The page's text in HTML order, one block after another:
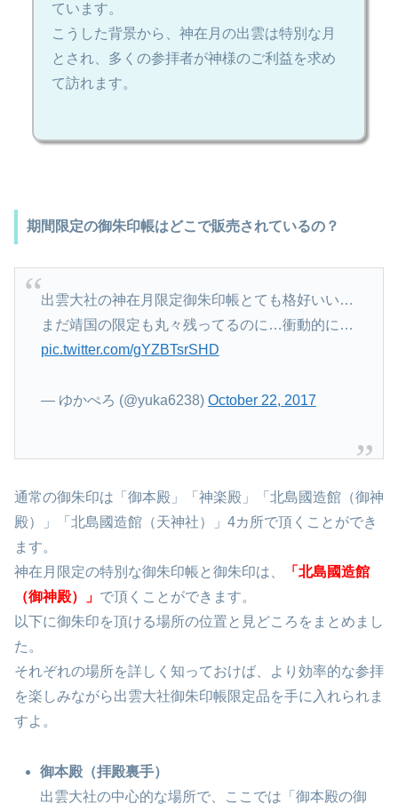
ています。
こうした背景から、神在月の出雲は特別な月
とされ、多くの参拝者が神様のご利益を求め
て訪れます。
期間限定の御朱印帳はどこで販売されているの？
出雲大社の神在月限定御朱印帳とても格好いい…
まだ靖国の限定も丸々残ってるのに…衝動的に…
pic.twitter.com/gYZBTsrSHD
— ゆかぺろ (@yuka6238) October 22, 2017
通常の御朱印は「御本殿」「神楽殿」「北島國造館（御神
殿）」「北島國造館（天神社）」4カ所で頂くことができ
ます。
神在月限定の特別な御朱印帳と御朱印は、
「北島國造館
（御神殿）」 で頂くことができます。
以下に御朱印を頂ける場所の位置と見どころをまとめまし
た。
それぞれの場所を詳しく知っておけば、より効率的な参拝
を楽しみながら出雲大社御朱印帳限定品を手に入れられま
すよ。
御本殿（拝殿裏手）
出雲大社の中心的な場所で、ここでは「御本殿の御